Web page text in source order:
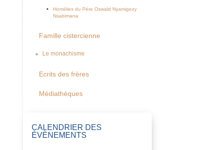
Homélies du Père Oswald Nyamigezy
Nsabimana
Famille cistercienne
Le monachisme
Ecrits des frères
Médiathèques
CALENDRIER DES
ÉVÈNEMENTS